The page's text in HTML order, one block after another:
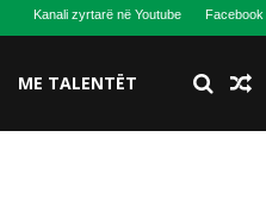
Kanali zyrtarë në Youtube Facebook
ME TALENTËT